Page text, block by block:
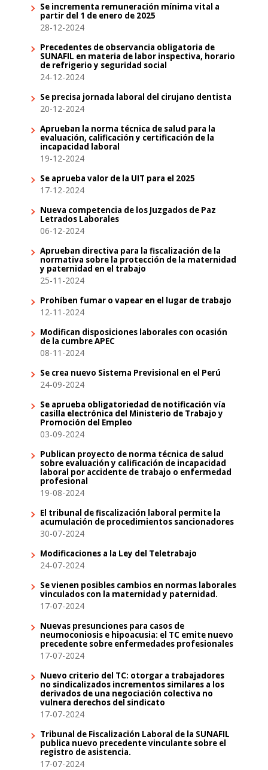
Se incrementa remuneración mínima vital a
partir del 1 de enero de 2025
28-12-2024
Precedentes de observancia obligatoria de
SUNAFIL en materia de labor inspectiva, horario
de refrigerio y seguridad social
24-12-2024
Se precisa jornada laboral del cirujano dentista
20-12-2024
Aprueban la norma técnica de salud para la
evaluación, calificación y certificación de la
incapacidad laboral
19-12-2024
Se aprueba valor de la UIT para el 2025
17-12-2024
Nueva competencia de los Juzgados de Paz
Letrados Laborales
06-12-2024
Aprueban directiva para la fiscalización de la
normativa sobre la protección de la maternidad
y paternidad en el trabajo
25-11-2024
Prohíben fumar o vapear en el lugar de trabajo
12-11-2024
Modifican disposiciones laborales con ocasión
de la cumbre APEC
08-11-2024
Se crea nuevo Sistema Previsional en el Perú
24-09-2024
Se aprueba obligatoriedad de notificación vía
casilla electrónica del Ministerio de Trabajo y
Promoción del Empleo
03-09-2024
Publican proyecto de norma técnica de salud
sobre evaluación y calificación de incapacidad
laboral por accidente de trabajo o enfermedad
profesional
19-08-2024
El tribunal de fiscalización laboral permite la
acumulación de procedimientos sancionadores
30-07-2024
Modificaciones a la Ley del Teletrabajo
24-07-2024
Se vienen posibles cambios en normas laborales
vinculados con la maternidad y paternidad.
17-07-2024
Nuevas presunciones para casos de
neumoconiosis e hipoacusia: el TC emite nuevo
precedente sobre enfermedades profesionales
17-07-2024
Nuevo criterio del TC: otorgar a trabajadores
no sindicalizados incrementos similares a los
derivados de una negociación colectiva no
vulnera derechos del sindicato
17-07-2024
Tribunal de Fiscalización Laboral de la SUNAFIL
publica nuevo precedente vinculante sobre el
registro de asistencia.
17-07-2024